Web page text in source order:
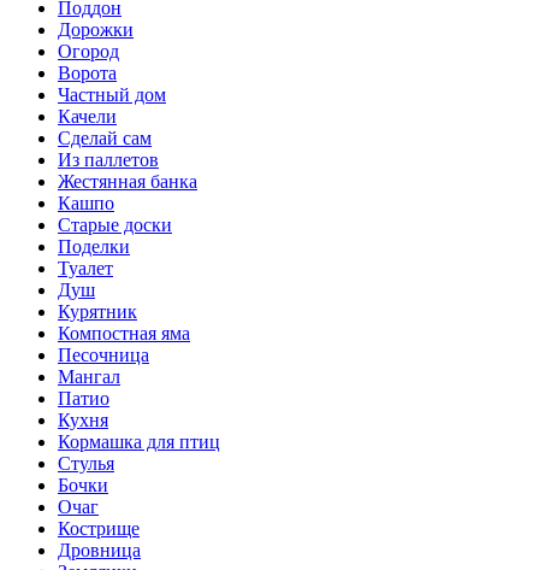
Поддон
Дорожки
Огород
Ворота
Частный дом
Качели
Сделай сам
Из паллетов
Жестянная банка
Кашпо
Старые доски
Поделки
Туалет
Душ
Курятник
Компостная яма
Песочница
Мангал
Патио
Кухня
Кормашка для птиц
Стулья
Бочки
Очаг
Кострище
Дровница